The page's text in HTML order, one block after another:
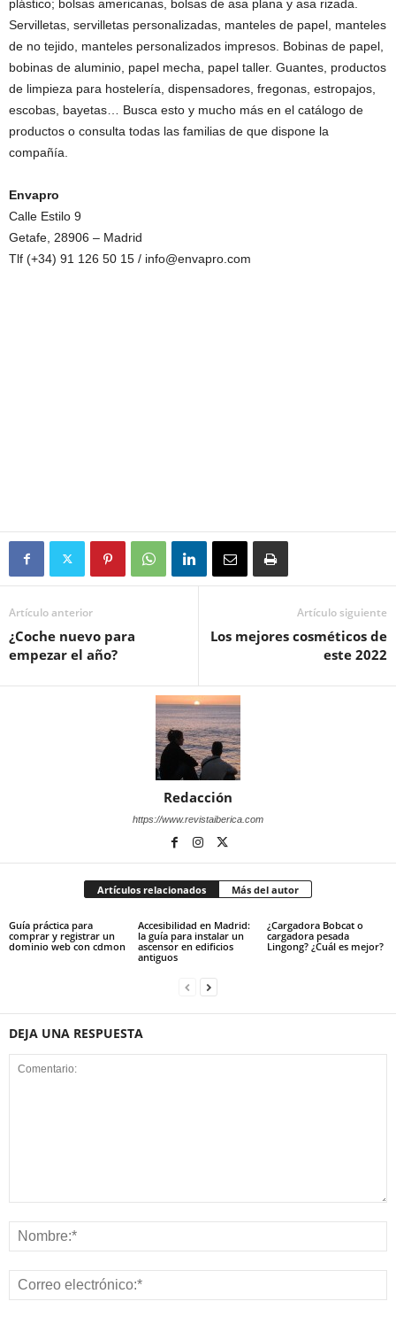
plástico; bolsas americanas, bolsas de asa plana y asa rizada.
Servilletas, servilletas personalizadas, manteles de papel, manteles
de no tejido, manteles personalizados impresos. Bobinas de papel,
bobinas de aluminio, papel mecha, papel taller. Guantes, productos
de limpieza para hostelería, dispensadores, fregonas, estropajos,
escobas, bayetas… Busca esto y mucho más en el catálogo de
productos o consulta todas las familias de que dispone la
compañía.
Envapro
Calle Estilo 9
Getafe, 28906 – Madrid
Tlf (+34) 91 126 50 15 / info@envapro.com
Artículo anterior
¿Coche nuevo para
empezar el año?
Artículo siguiente
Los mejores cosméticos de
este 2022
Redacción
https://www.revistaiberica.com
Artículos relacionados Más del autor
Guía práctica para
comprar y registrar un
dominio web con cdmon
Accesibilidad en Madrid:
la guía para instalar un
ascensor en edificios
antiguos
¿Cargadora Bobcat o
cargadora pesada
Lingong? ¿Cuál es mejor?
DEJA UNA RESPUESTA